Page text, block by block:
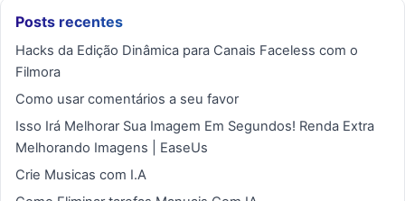
Posts recentes
Hacks da Edição Dinâmica para Canais Faceless com o
Filmora
Como usar comentários a seu favor
Isso Irá Melhorar Sua Imagem Em Segundos! Renda Extra
Melhorando Imagens | EaseUs
Crie Musicas com I.A